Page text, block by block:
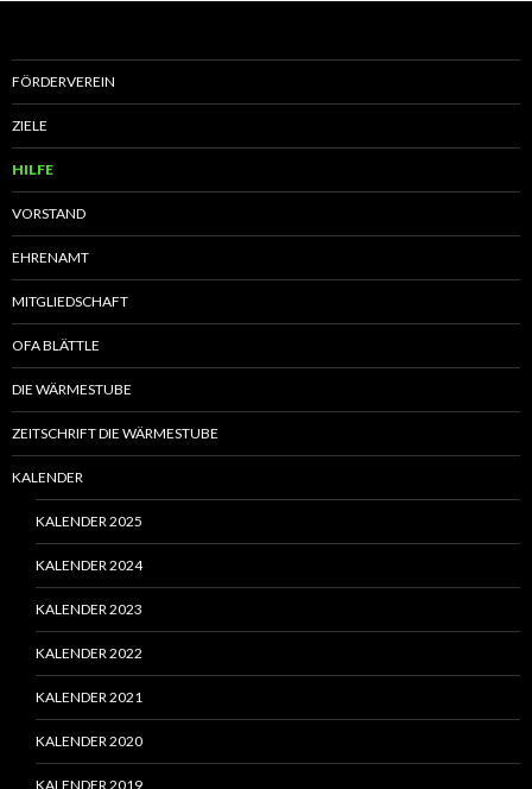
FÖRDERVEREIN
ZIELE
HILFE
VORSTAND
EHRENAMT
MITGLIEDSCHAFT
OFA BLÄTTLE
DIE WÄRMESTUBE
ZEITSCHRIFT DIE WÄRMESTUBE
KALENDER
KALENDER 2025
KALENDER 2024
KALENDER 2023
KALENDER 2022
KALENDER 2021
KALENDER 2020
KALENDER 2019